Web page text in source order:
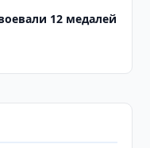
12 медалей